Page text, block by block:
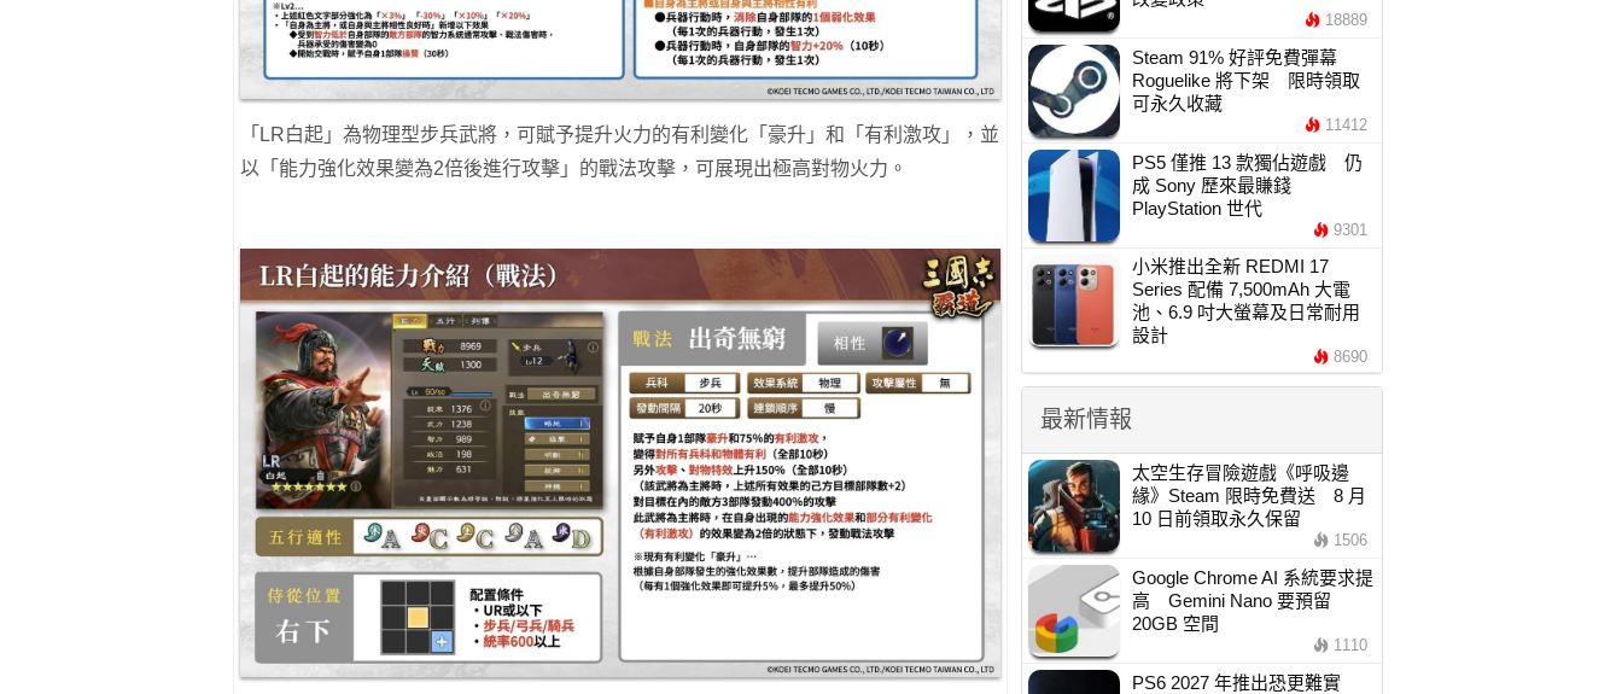
「LR白起」為物理型步兵武將，可賦予提升火力的有利變化「豪升」和「有利激攻」，並
以「能力強化效果變為2倍後進行攻擊」的戰法攻擊，可展現出極高對物火力。
18889
Steam 91% 好評免費彈幕
Roguelike 將下架 限時領取
可永久收藏
11412
PS5 僅推 13 款獨佔遊戲 仍
成 Sony 歷來最賺錢
PlayStation 世代
9301
小米推出全新 REDMI 17
Series 配備 7,500mAh 大電
池、6.9 吋大螢幕及日常耐用
設計
8690
最新情報
太空生存冒險遊戲《呼吸邊
緣》Steam 限時免費送 8 月
10 日前領取永久保留
1506
Google Chrome AI 系統要求提
高 Gemini Nano 要預留
20GB 空間
1110
PS6 2027 年推出恐更難實